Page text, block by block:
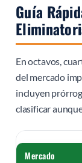
Guía
En octavos,
del mercado
incluyen
clasificar
Mercado